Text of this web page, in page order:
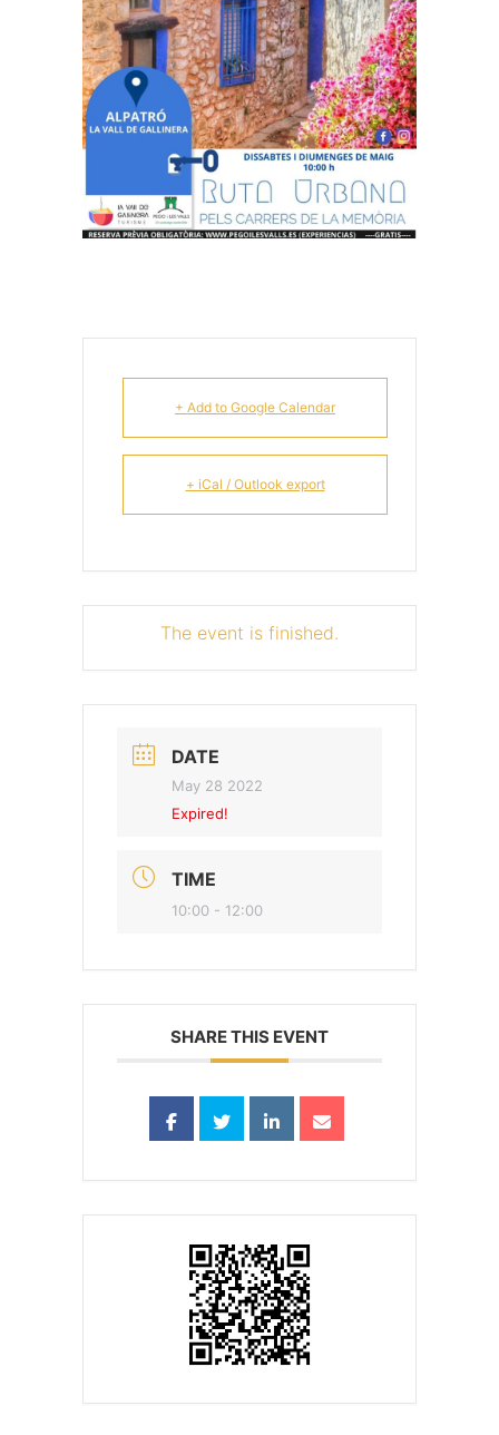
+ Add to Google Calendar
+ iCal / Outlook export
The event is finished.
DATE
May 28 2022
Expired!
TIME
10:00 - 12:00
SHARE THIS EVENT